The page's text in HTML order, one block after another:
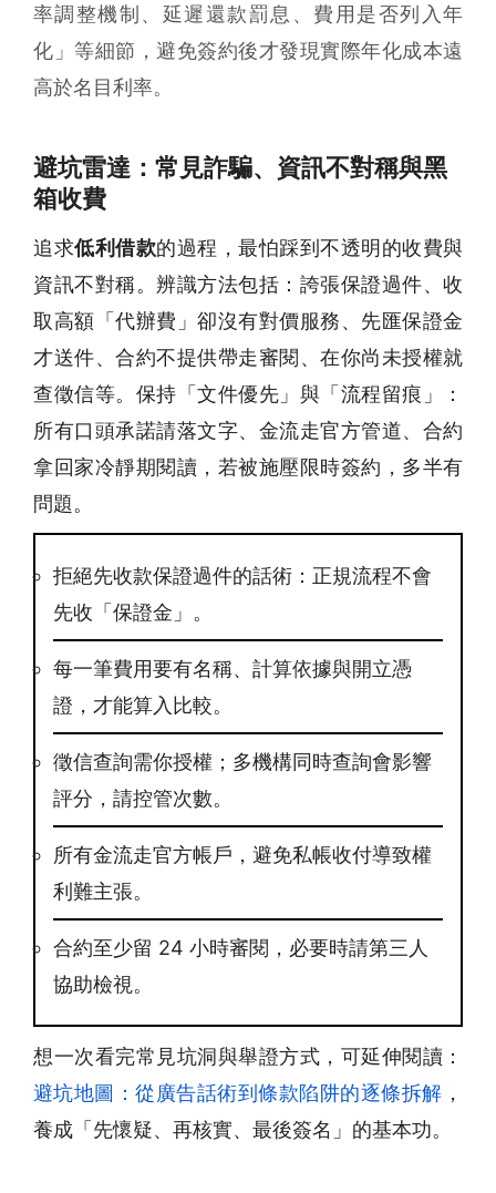
率調整機制、延遲還款罰息、費用是否列入年
化」等細節，避免簽約後才發現實際年化成本遠
高於名目利率。
避坑雷達：常見詐騙、資訊不對稱與黑
箱收費
追求低利借款的過程，最怕踩到不透明的收費與
資訊不對稱。辨識方法包括：誇張保證過件、收
取高額「代辦費」卻沒有對價服務、先匯保證金
才送件、合約不提供帶走審閱、在你尚未授權就
查徵信等。保持「文件優先」與「流程留痕」：
所有口頭承諾請落文字、金流走官方管道、合約
拿回家冷靜期閱讀，若被施壓限時簽約，多半有
問題。
拒絕先收款保證過件的話術：正規流程不會
先收「保證金」。
每一筆費用要有名稱、計算依據與開立憑
證，才能算入比較。
徵信查詢需你授權；多機構同時查詢會影響
評分，請控管次數。
所有金流走官方帳戶，避免私帳收付導致權
利難主張。
合約至少留 24 小時審閱，必要時請第三人
協助檢視。
想一次看完常見坑洞與舉證方式，可延伸閱讀：
避坑地圖：從廣告話術到條款陷阱的逐條拆解 ，
養成「先懷疑、再核實、最後簽名」的基本功。